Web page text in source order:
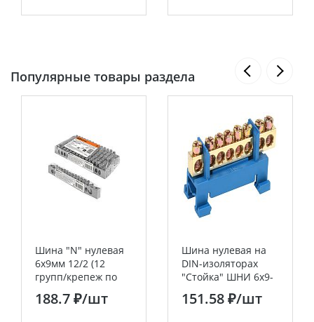
Популярные товары раздела
Шина "N" нулевая
6х9мм 12/2 (12
групп/крепеж по
никелированная
188.7 ₽/шт
Шина нулевая на
DIN-изоляторах
"Стойка" ШНИ 6х9-
151.58 ₽/шт